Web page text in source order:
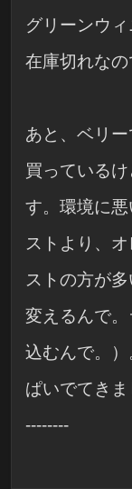
グリーンウ
在庫切れなの
あと、ベリ
買っている
す。環境に
ストより、
ストの方が
変えるんで
込むんで。
ぱいでてきま
--------